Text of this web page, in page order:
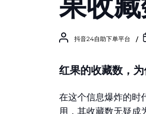
抖音24自助下单平台
红果的收藏数，
在这个信息爆炸的时
用，其收藏数无疑成